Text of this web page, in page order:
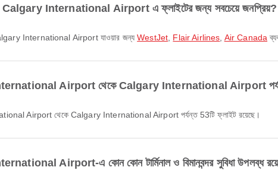
Calgary International Airport এ ফ্লাইটের জন্য সবচেয়ে জনপ্রিয়?
Calgary International Airport যাওয়ার জন্যWestJet Flair Airlines Air Canada
Airport থেকে Calgary International Airport পর্যন্ত
Airport থেকে Calgary International Airport পর্যন্ত 53টি ফ্লাইট রয়েছে।
Airport-এ কোন কোন টার্মিনাল ও বিমানবন্দর সুবিধা উপলব্ধ